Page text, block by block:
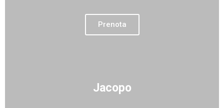
Prenota
Jacopo